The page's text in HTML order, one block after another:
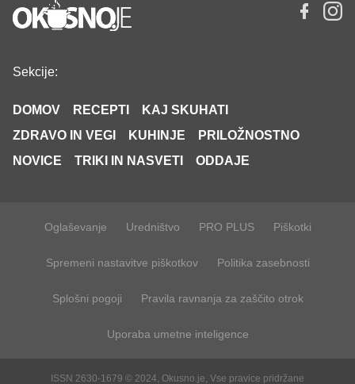
Sekcije:
DOMOV RECEPTI
KAJ SKUHATI
ZDRAVO IN VEGI
KUHINJE
PRILOŽNOSTNO
NOVICE
TRIKI IN NASVETI ODDAJE
Oglaševanje Uredništvo PRO PLUS Piškotki
Spremeni nastavitve piškotkov Politika zasebnosti
Splošni pogoji Pravila ravnanja za zaščito otrok
Uporaba umetne inteligence
ISSN 2630-1679 © 2024, Okusno.je, Vse pravice pridržane